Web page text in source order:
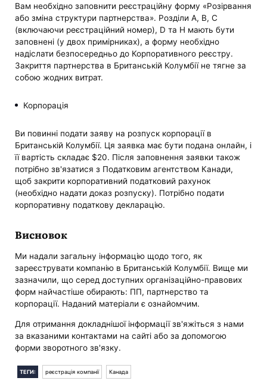
Вам необхідно заповнити реєстраційну форму «Розірвання
або зміна структури партнерства». Розділи A, B, C
(включаючи реєстраційний номер), D та H мають бути
заповнені (у двох примірниках), а форму необхідно
надіслати безпосередньо до Корпоративного реєстру.
Закриття партнерства в Британській Колумбії не тягне за
собою жодних витрат.
Корпорація
Ви повинні подати заяву на розпуск корпорації в
Британській Колумбії. Ця заявка має бути подана онлайн, і
її вартість складає $20. Після заповнення заявки також
потрібно зв'язатися з Податковим агентством Канади,
щоб закрити корпоративний податковий рахунок
(необхідно надати доказ розпуску). Потрібно подати
корпоративну податкову декларацію.
Висновок
Ми надали загальну інформацію щодо того, як
зареєструвати компанію в Британській Колумбії. Вище ми
зазначили, що серед доступних організаційно-правових
форм найчастіше обирають: ПП, партнерство та
корпорації. Наданий матеріали є ознайомчим.
Для отримання докладнішої інформації зв'яжіться з нами
за вказаними контактами на сайті або за допомогою
форми зворотного зв'язку.
ТЕГИ: реєстрація компанії Канада